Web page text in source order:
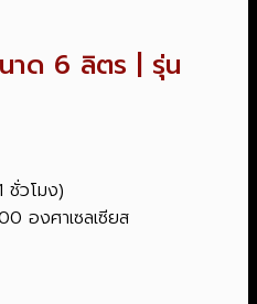
าด 6 ลิตร | รุ่น
ชั่วโมง)
องศาเซลเซียส